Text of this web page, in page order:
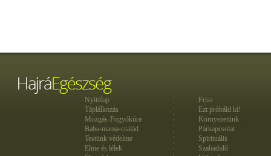
Nyitólap
Táplálkozás
Mozgás-Fogyókúra
Baba-mama-család
Testünk védelme
Elme és lélek
Friss
Ezt próbáld ki!
Környezetünk
Párkapcsolat
Spirituális
Szabadidő